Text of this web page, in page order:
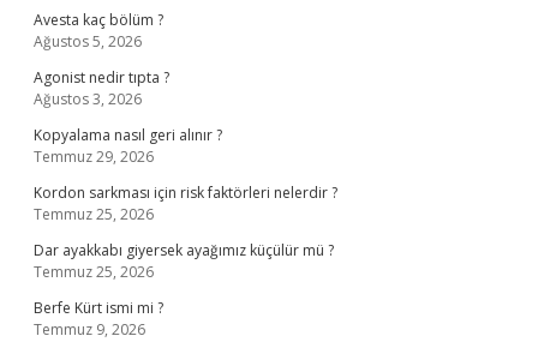
Avesta kaç bölüm ?
Ağustos 5, 2026
Agonist nedir tıpta ?
Ağustos 3, 2026
Kopyalama nasıl geri alınır ?
Temmuz 29, 2026
Kordon sarkması için risk faktörleri nelerdir ?
Temmuz 25, 2026
Dar ayakkabı giyersek ayağımız küçülür mü ?
Temmuz 25, 2026
Berfe Kürt ismi mi ?
Temmuz 9, 2026